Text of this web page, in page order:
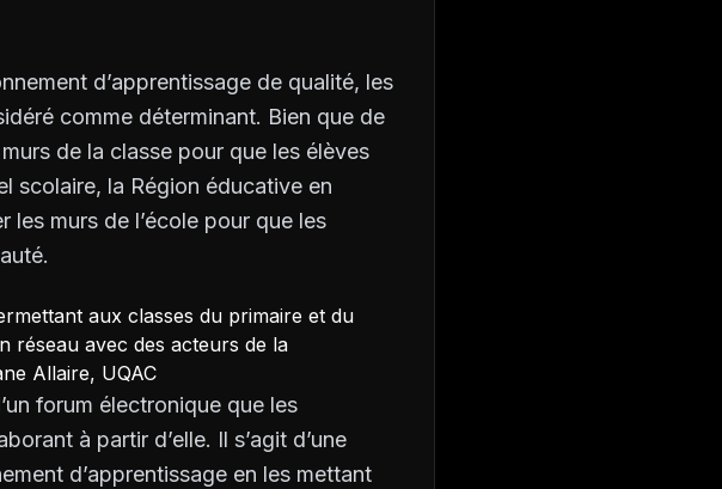
d’apprentissage de qualité, les
comme déterminant. Bien que de
de la classe pour que les élèves
scolaire, la Région éducative en
les murs de l’école pour que les
aux classes du primaire et du
réseau avec des acteurs de la
Allaire, UQAC
forum électronique que les
à partir d’elle. Il s’agit d’une
d’apprentissage en les mettant